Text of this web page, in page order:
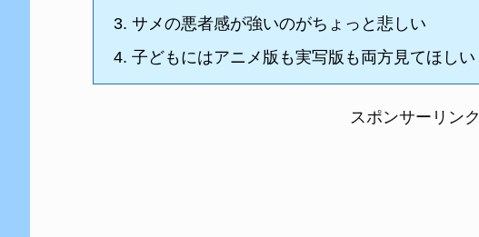
3. サメの悪者感が強いのがちょっと悲しい
4. 子どもにはアニメ版も実写版も両方見てほしい
スポンサーリンク